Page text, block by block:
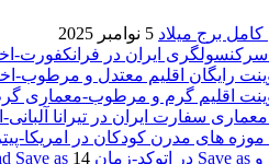
کامل برج میلاد 5 نوامبر 2025
ایران در فرانکفورت-
رایگان اقلیم معتدل و مرطوب-
اقلیم گرم و مرطوب-معماری
سفارت ایران در تیرانا
های مدرن کودکان در امریکا-
14 دسامبر 2019